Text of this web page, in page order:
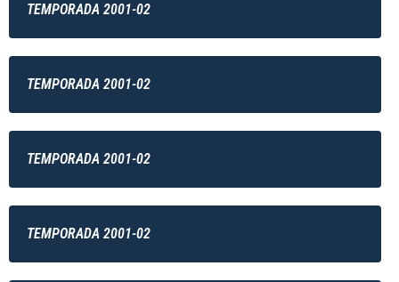
TEMPORADA 2001-02
TEMPORADA 2001-02
TEMPORADA 2001-02
TEMPORADA 2001-02